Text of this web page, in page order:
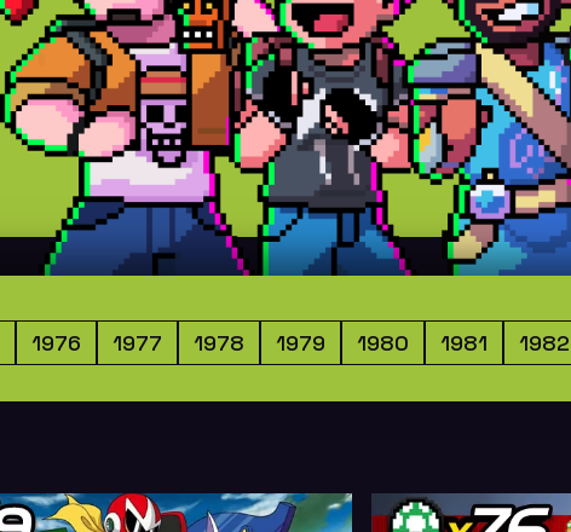
1976 1977 1978 1979 1980 1981 1982